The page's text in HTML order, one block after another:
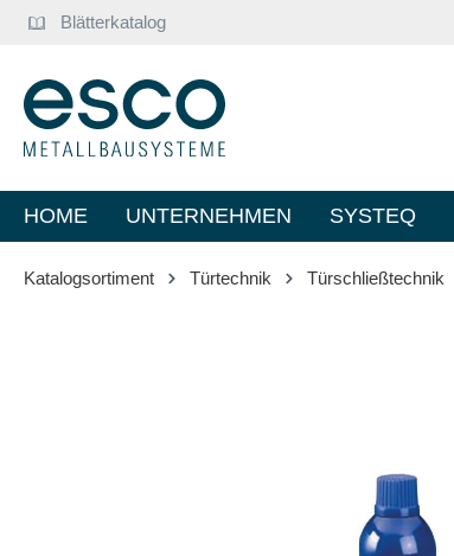
Zur Hauptnavigation springen
Blätterkatalog
HOME UNTERNEHMEN SYSTEQ
Katalogsortiment Türtechnik Türschließtechnik